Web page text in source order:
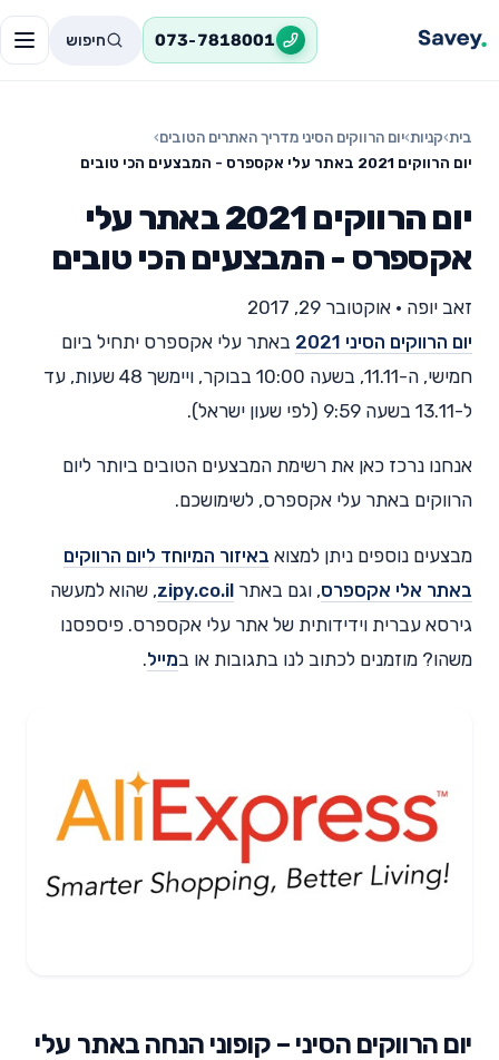
073-7818001 חיפוש
בית›קניות›יום הרווקים הסיני מדריך האתרים הטובים›
יום הרווקים 2021 באתר עלי אקספרס - המבצעים הכי טובים
יום הרווקים 2021 באתר עלי
אקספרס - המבצעים הכי טובים
זאב יופה • אוקטובר 29, 2017
יום הרווקים הסיני 2021
באתר עלי אקספרס יתחיל ביום
חמישי, ה-11.11, בשעה 10:00 בבוקר, ויימשך 48 שעות, עד
ל-13.11 בשעה 9:59 (לפי שעון ישראל).
אנחנו נרכז כאן את רשימת המבצעים הטובים ביותר ליום
הרווקים באתר עלי אקספרס, לשימושכם.
מבצעים נוספים ניתן למצוא באיזור המיוחד ליום הרווקים
באתר אלי אקספרס, וגם באתר zipy.co.il, שהוא למעשה
גירסא עברית וידידותית של אתר עלי אקספרס. פיספסנו
משהו? מוזמנים לכתוב לנו בתגובות או במייל.
יום הרווקים הסיני – קופוני הנחה באתר עלי